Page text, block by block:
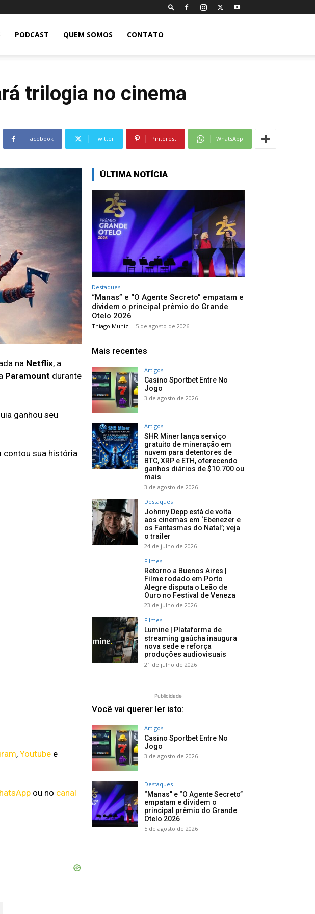
PODCAST QUEM SOMOS CONTATO
trilogia no cinema
Facebook Twitter Pinterest WhatsApp
na Netflix, a
Paramount durante
ganhou seu
contou sua história
, Youtube e
ou no canal
ÚLTIMA NOTÍCIA
Destaques
“Manas” e “O Agente Secreto” empatam e
dividem o principal prêmio do Grande
Otelo 2026
Thiago Muniz - 5 de agosto de 2026
Mais recentes
Artigos
Casino Sportbet Entre No
Jogo
3 de agosto de 2026
Artigos
SHR Miner lança serviço
gratuito de mineração em
nuvem para detentores de
BTC, XRP e ETH, oferecendo
ganhos diários de $10.700 ou
mais
3 de agosto de 2026
Destaques
Johnny Depp está de volta
aos cinemas em ‘Ebenezer e
os Fantasmas do Natal’; veja
o trailer
24 de julho de 2026
Filmes
Retorno a Buenos Aires |
Filme rodado em Porto
Alegre disputa o Leão de
Ouro no Festival de Veneza
23 de julho de 2026
Filmes
Lumine | Plataforma de
streaming gaúcha inaugura
nova sede e reforça
produções audiovisuais
21 de julho de 2026
Publicidade
Você vai querer ler isto:
Artigos
Casino Sportbet Entre No
Jogo
3 de agosto de 2026
Destaques
“Manas” e “O Agente Secreto”
empatam e dividem o
principal prêmio do Grande
Otelo 2026
5 de agosto de 2026